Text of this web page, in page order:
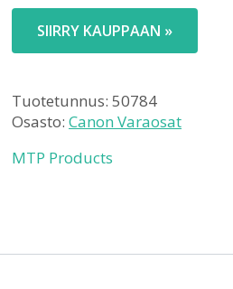
SIIRRY KAUPPAAN »
Tuotetunnus: 50784
Osasto: Canon Varaosat
MTP Products